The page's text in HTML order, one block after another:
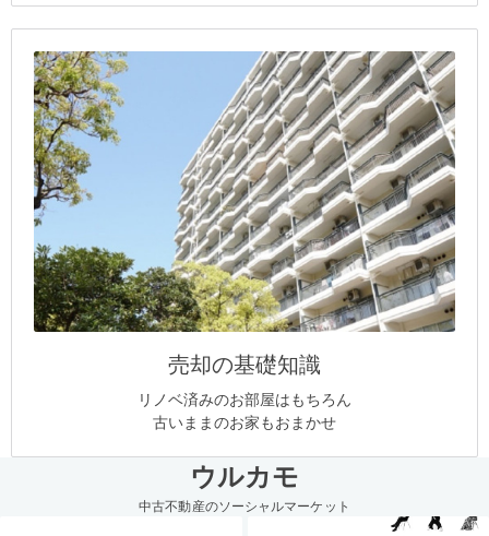
売却の基礎知識
リノベ済みのお部屋はもちろん
古いままのお家もおまかせ
ウルカモ
中古不動産のソーシャルマーケット